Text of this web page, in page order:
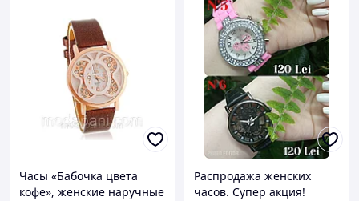
Часы «Бабочка цвета
кофе», женские наручные
Распродажа женских
часов. Супер акция!